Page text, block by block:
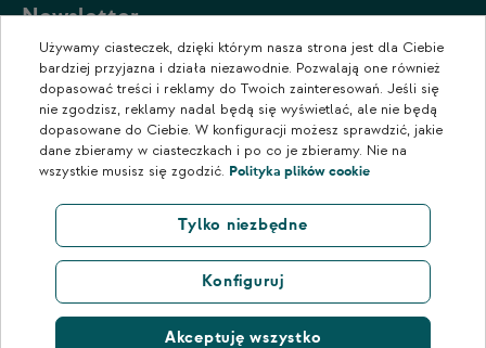
Newsletter
Zapisz się do naszego newslettera, aby otrzymywać informacje o
promocjach i nowościach w naszym sklepie.
Używamy ciasteczek, dzięki którym nasza strona jest dla Ciebie
bardziej przyjazna i działa niezawodnie. Pozwalają one również
dopasować treści i reklamy do Twoich zainteresowań. Jeśli się
nie zgodzisz, reklamy nadal będą się wyświetlać, ale nie będą
dopasowane do Ciebie. W konfiguracji możesz sprawdzić, jakie
dane zbieramy w ciasteczkach i po co je zbieramy. Nie na
wszystkie musisz się zgodzić. Polityka plików cookie
Tylko niezbędne
Konfiguruj
Akceptuję wszystko